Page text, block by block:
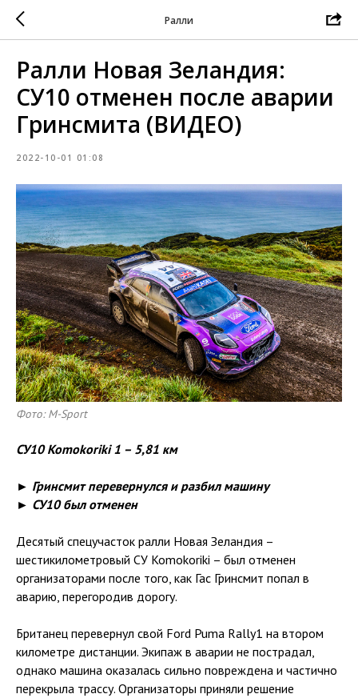
Ралли
Ралли Новая Зеландия:
СУ10 отменен после аварии
Гринсмита (ВИДЕО)
2022-10-01 01:08
Фото: M-Sport
СУ10 Komokoriki 1 – 5,81 км
► Гринсмит перевернулся и разбил машину
► СУ10 был отменен
Десятый спецучасток ралли Новая Зеландия –
шестикилометровый СУ Komokoriki – был отменен
организаторами после того, как Гас Гринсмит попал в
аварию, перегородив дорогу.
Британец перевернул свой Ford Puma Rally1 на втором
километре дистанции. Экипаж в аварии не пострадал,
однако машина оказалась сильно повреждена и частично
перекрыла трассу. Организаторы приняли решение